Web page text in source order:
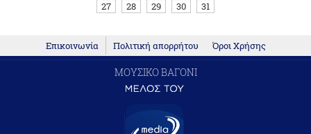
27
28 29 30 31
Επικοινωνία Πολιτική απορρήτου Όροι Χρήσης
ΜΟΥΣΙΚΟ ΒΑΓΟΝΙ